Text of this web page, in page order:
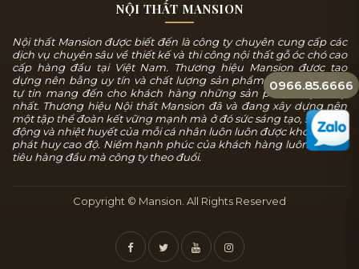
0966.85.6666
NỘI THẤT MANSION
Nội thất Mansion được biết đến là công ty chuyên cung cấp các
dịch vụ chuyên sâu về thiết kế và thi công nội thất gỗ óc chó cao
cấp hàng đầu tại Việt Nam. Thương hiệu Mansion được tạo
dựng nên bằng uy tín và chất lượng sản phẩm, chúng tôi luôn
tự tin mang đến cho khách hàng những sản phẩm tuyệt mỹ
nhất. Thương hiệu Nội thất Mansion đã và đang xây dựng nên
một tập thể đoàn kết vững mạnh mà ở đó sức sáng tạo, sự năng
động và nhiệt huyết của mỗi cá nhân luôn luôn được khơi dậy và
phát huy cao độ. Niềm hạnh phúc của khách hàng luôn là mục
tiêu hàng đầu mà công ty theo đuổi.
Copyright © Mansion. All Rights Reserved